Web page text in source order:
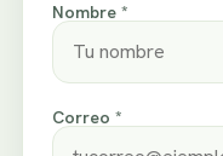
Nombre *
Correo *